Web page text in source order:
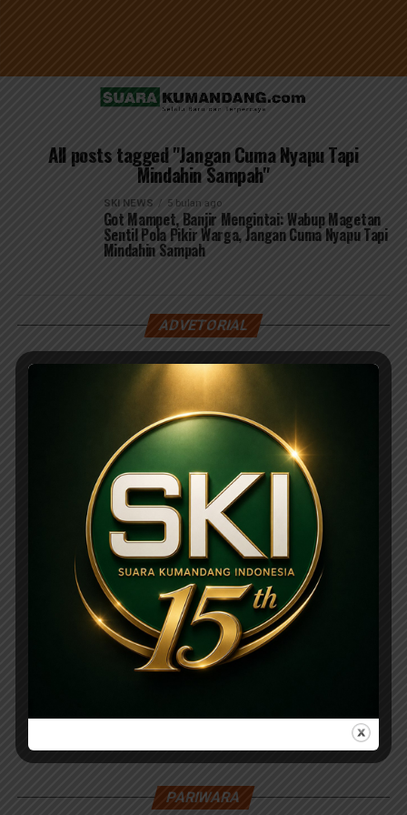
All posts tagged "Jangan Cuma Nyapu Tapi
Mindahin Sampah"
SKI NEWS 5 bulan ago
Got Mampet, Banjir Mengintai: Wabup Magetan
Sentil Pola Pikir Warga, Jangan Cuma Nyapu Tapi
Mindahin Sampah
ADVETORIAL
PARIWARA